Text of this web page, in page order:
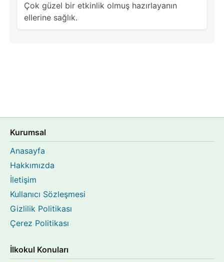
Çok güzel bir etkinlik olmuş hazırlayanın
ellerine sağlık.
Kurumsal
Anasayfa
Hakkımızda
İletişim
Kullanıcı Sözleşmesi
Gizlilik Politikası
Çerez Politikası
İlkokul Konuları